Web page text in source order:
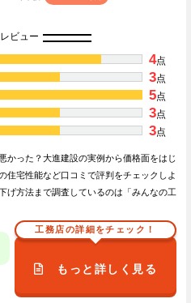
ビュー
4点
3点
5点
3点
3点
かった？大進建設の実例から価格面をはじ
住宅性能など口コミで評判をチェックしよ
げ方法まで調査しているのは「みんなの工
工務店の詳細をチェック！
もっと詳しく見る